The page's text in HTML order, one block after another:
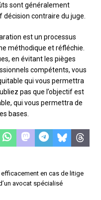
sont généralement
contraire du juge.
est un processus
méthodique et réfléchie.
en évitant les pièges
compétents, vous
qui vous permettra
pas que l’objectif est
qui vous permettra de
bases.
en cas de litige
avocat spécialisé